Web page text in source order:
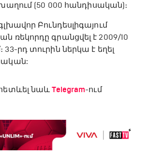
խաղում (50 000 հանդիսական)։
Բունդեսլիգայում
ռեկորդը գրանցվել է 2009/10
33-րդ տուրին ներկա է եղել
նաև Telegram-ում